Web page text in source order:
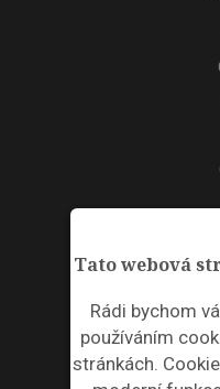
Tato webová
Rádi bychom
používáním
stránkách.